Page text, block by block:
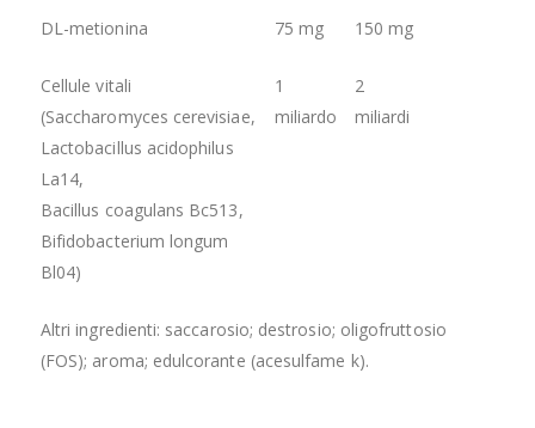
DL-metionina 75 mg 150 mg
Cellule vitali
(Saccharomyces cerevisiae,
Lactobacillus acidophilus
La14,
Bacillus coagulans Bc513,
Bifidobacterium longum
Bl04)
1
miliardo
2
miliardi
Altri ingredienti: saccarosio; destrosio; oligofruttosio
(FOS); aroma; edulcorante (acesulfame k).